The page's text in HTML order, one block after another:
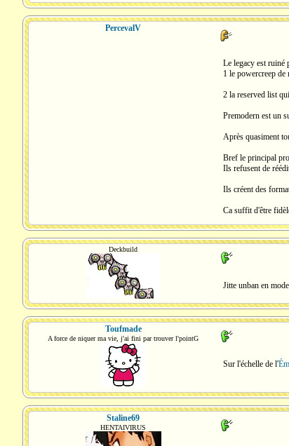
PercevalV
Le legacy est ruiné
1 le powercreep
2 la reserved list
Premodern est un
Après quasiment
Bref le principal
Ils refusent de
Ils créent des
Ca suffit d'être
Deckbuild
Jitte unban en
Toufmade
A force de niquer ma vie, j'ai fini par trouver l'pointG
Sur l'échelle de l'
Staline69
HENTAIVIRUS